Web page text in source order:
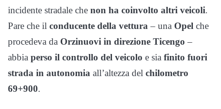
incidente stradale che non ha coinvolto altri veicoli.
Pare che il conducente della vettura– una Opel che
procedeva da Orzinuovi in direzione Ticengo –
abbia perso il controllo del veicolo e sia finito fuori
strada in autonomia all’altezza del chilometro
69+900.